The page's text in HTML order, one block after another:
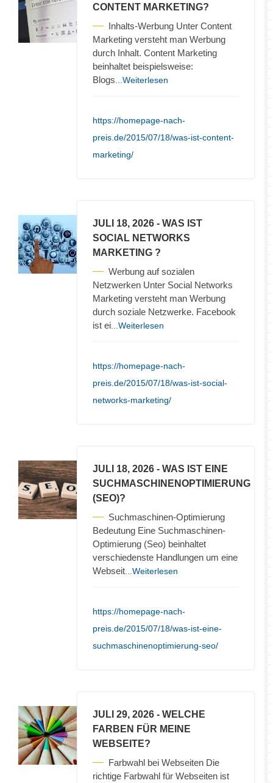
CONTENT MARKETING?
Inhalts-Werbung Unter Content
Marketing versteht man Werbung
durch Inhalt. Content Marketing
beinhaltet beispielsweise:
Blogs ...Weiterlesen
https://homepage-nach-
preis.de/2015/07/18/was-ist-content-
marketing/
JULI 18, 2026 - WAS IST
SOCIAL NETWORKS
MARKETING ?
Werbung auf sozialen
Netzwerken Unter Social Networks
Marketing versteht man Werbung
durch soziale Netzwerke. Facebook
ist ei ...Weiterlesen
https://homepage-nach-
preis.de/2015/07/18/was-ist-social-
networks-marketing/
JULI 18, 2026 - WAS IST EINE
SUCHMASCHINENOPTIMIERUNG
(SEO)?
Suchmaschinen-Optimierung
Bedeutung Eine Suchmaschinen-
Optimierung (Seo) beinhaltet
verschiedenste Handlungen um eine
Webseit ...Weiterlesen
https://homepage-nach-
preis.de/2015/07/18/was-ist-eine-
suchmaschinenoptimierung-seo/
JULI 29, 2026 - WELCHE
FARBEN FÜR MEINE
WEBSEITE?
Farbwahl bei Webseiten Die
richtige Farbwahl für Webseiten ist